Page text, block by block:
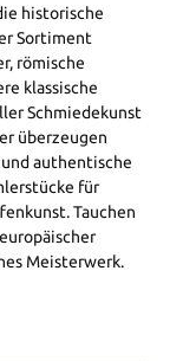
historische
Sortiment
römische
klassische
Schmiedekunst
überzeugen
authentische
für
Tauchen
Meisterwerk.